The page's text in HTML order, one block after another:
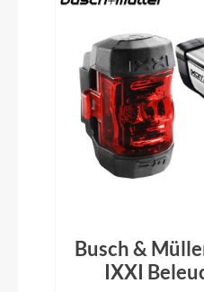
Shimano Ultegra Di2
Busch &
IXXI